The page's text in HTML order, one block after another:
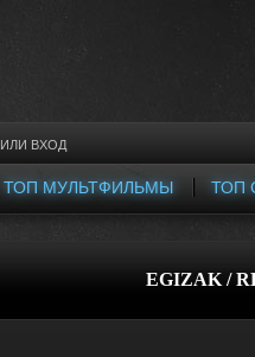
ИЛИ ВХОД
ТОП
ТОП МУЛЬТФИЛЬМЫ
EGIZAK /